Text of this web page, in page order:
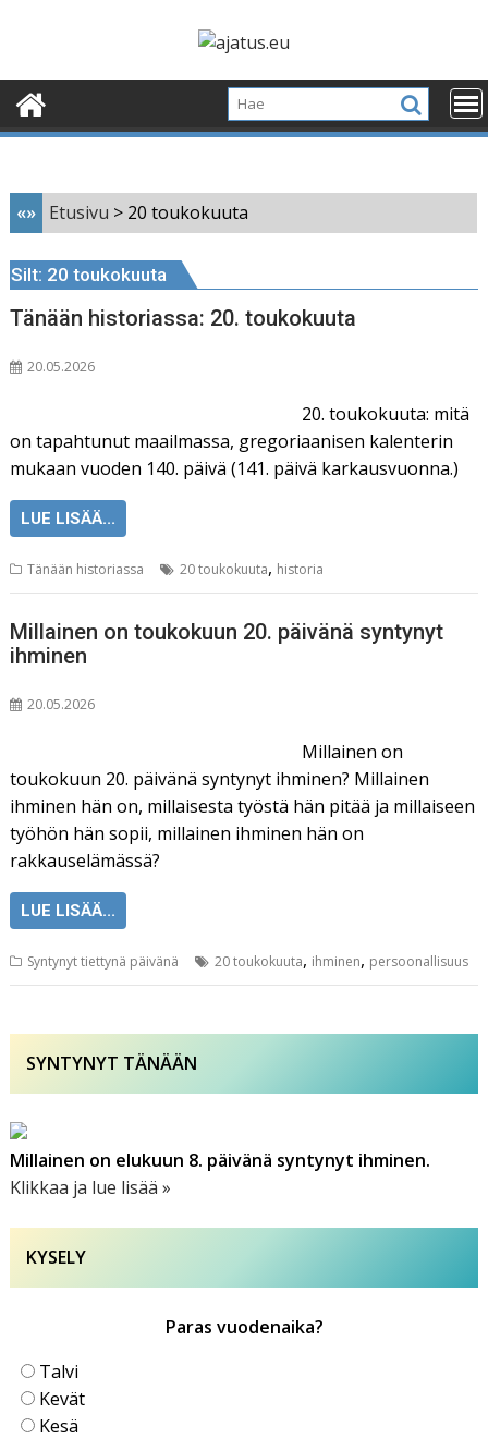
«» Etusivu > 20 toukokuuta
Silt: 20 toukokuuta
Tänään historiassa: 20. toukokuuta
20.05.2026
20. toukokuuta: mitä
on tapahtunut maailmassa, gregoriaanisen kalenterin
mukaan vuoden 140. päivä (141. päivä karkausvuonna.)
LUE LISÄÄ...
Tänään historiassa 20 toukokuuta, historia
Millainen on toukokuun 20. päivänä syntynyt
ihminen
20.05.2026
Millainen on
toukokuun 20. päivänä syntynyt ihminen? Millainen
ihminen hän on, millaisesta työstä hän pitää ja millaiseen
työhön hän sopii, millainen ihminen hän on
rakkauselämässä?
LUE LISÄÄ...
Syntynyt tiettynä päivänä 20 toukokuuta, ihminen, persoonallisuus
SYNTYNYT TÄNÄÄN
Millainen on elukuun 8. päivänä syntynyt ihminen.
Klikkaa ja lue lisää »
KYSELY
Paras vuodenaika?
Talvi
Kevät
Kesä